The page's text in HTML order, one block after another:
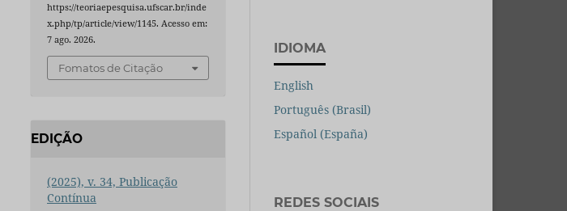
https://teoriaepesquisa.ufscar.br/inde
x.php/tp/article/view/1145. Acesso em:
7 ago. 2026.
Fomatos de Citação
EDIÇÃO
(2025), v. 34, Publicação
Contínua
IDIOMA
English
Português (Brasil)
Español (España)
REDES SOCIAIS